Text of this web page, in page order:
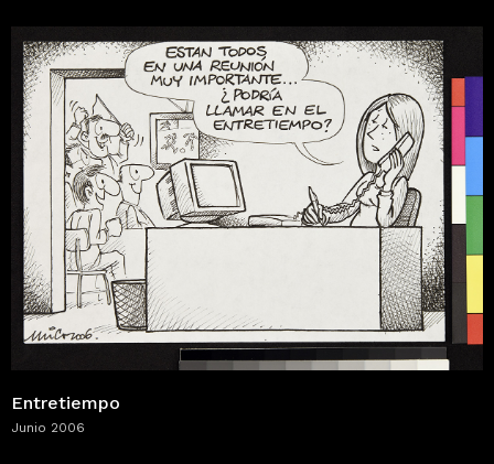
Entretiempo
Junio 2006